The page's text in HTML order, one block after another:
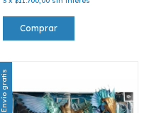
Envío gratis